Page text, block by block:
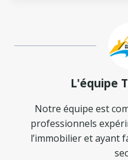
L'équipe
Notre équipe est
professionnels
l’immobilier et ayant